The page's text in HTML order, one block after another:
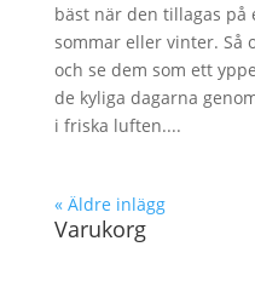
bäst när den tillagas på
sommar eller vinter. Så
och se dem som ett
de kyliga dagarna
i friska luften....
« Äldre inlägg
Varukorg